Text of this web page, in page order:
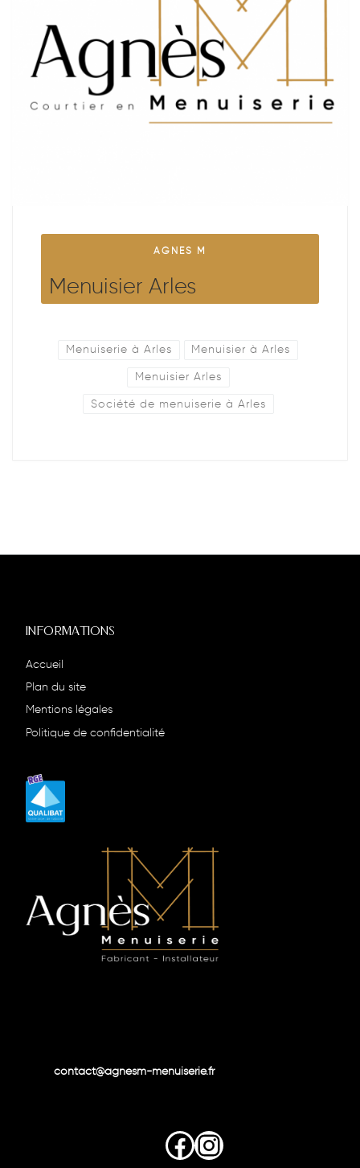
AGNES M
Menuisier Arles
Menuiserie à Arles Menuisier à Arles
Menuisier Arles
Société de menuiserie à Arles
INFORMATIONS
Accueil
Plan du site
Mentions légales
Politique de confidentialité
contact@agnesm-menuiserie.fr
Facebook
Instagram